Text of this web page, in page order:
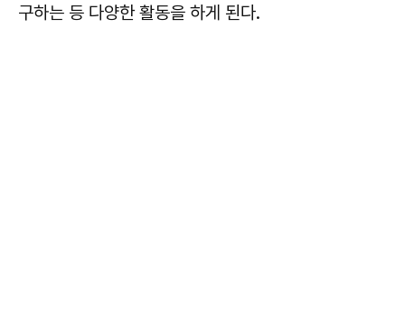
구하는 등 다양한 활동을 하게 된다.